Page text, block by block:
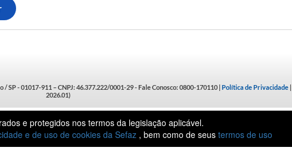
SP - 01017-911 – CNPJ: 46.377.222/0001-29 - Fale Conosco: 0800-170110 |Política de Privacidade|
2026.01)
e protegidos nos termos da legislação aplicável.
e de uso de cookies da Sefaz , bem como de seus termos de uso